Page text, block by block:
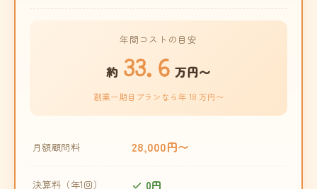
年間コストの目安
約 33.6 万円〜
創業一期目プランなら年 18 万円〜
月額顧問料 28,000円〜
決算料（年1回） 0円